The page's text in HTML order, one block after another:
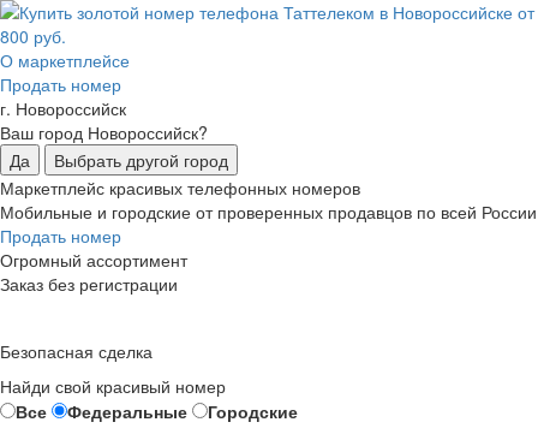
О маркетплейсе
Продать номер
г. Новороссийск
Ваш город Новороссийск?
Да
Выбрать другой город
Маркетплейс красивых телефонных номеров
Мобильные и городские от проверенных продавцов по всей России
Продать номер
Огромный ассортимент
Заказ без регистрации
Безопасная сделка
Найди свой красивый номер
Все
Федеральные
Городские